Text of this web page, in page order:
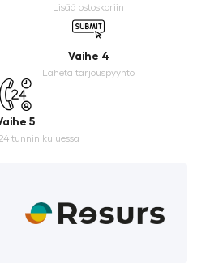
Lisää ostoskoriin
Vaihe 4
Lähetä tarjouspyyntö
5
tunnin kuluessa